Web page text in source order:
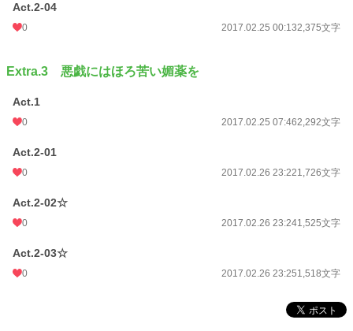
Act.2-04
0 2017.02.25 00:132,375文字
Extra.3 悪戯にはほろ苦い媚薬を
Act.1
0 2017.02.25 07:462,292文字
Act.2-01
0 2017.02.26 23:221,726文字
Act.2-02☆
0 2017.02.26 23:241,525文字
Act.2-03☆
0 2017.02.26 23:251,518文字